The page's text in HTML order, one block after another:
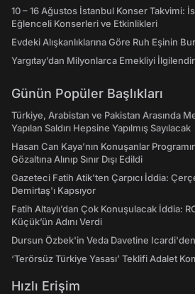
10 – 16 Ağustos İstanbul Konser Takvimi:
Eğlenceli Konserleri ve Etkinlikleri
Evdeki Alışkanlıklarına Göre Ruh Eşinin
Yargıtay’dan Milyonlarca Emekliyi
Günün Popüler Başlıkları
Türkiye, Arabistan ve Pakistan Arasında
Yapılan Saldırı Hepsine Yapılmış Sayılacak
Hasan Can Kaya’nın Konuşanlar
Gözaltına Alınıp Sınır Dışı Edildi
Gazeteci Fatih Atik'ten Çarpıcı İddia:
Demirtaş'ı Kapsıyor
Fatih Altaylı’dan Çok Konuşulacak İddia:
Küçük’ün Adını Verdi
Dursun Özbek'in Veda Davetine Icardi'den
‘Terörsüz Türkiye Yasası’ Teklifi Adalet
Hızlı Erişim